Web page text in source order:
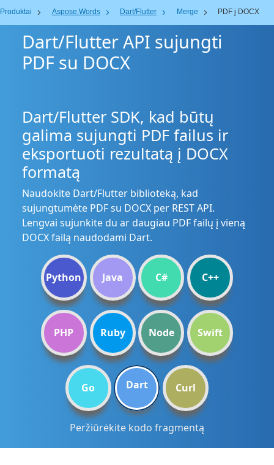
Produktai Aspose.Words Dart/Flutter Merge PDF į DOCX
Dart/Flutter API sujungti
PDF su DOCX
Dart/Flutter SDK, kad būtų
galima sujungti PDF failus ir
eksportuoti rezultatą į DOCX
formatą
Naudokite Dart/Flutter biblioteką, kad
sujungtumėte PDF su DOCX per REST API.
Lengvai sujunkite du ar daugiau PDF failų į vieną
DOCX failą naudodami Dart.
Python Java C# C++
PHP Ruby Node Swift
Go Dart Curl
Peržiūrėkite kodo fragmentą